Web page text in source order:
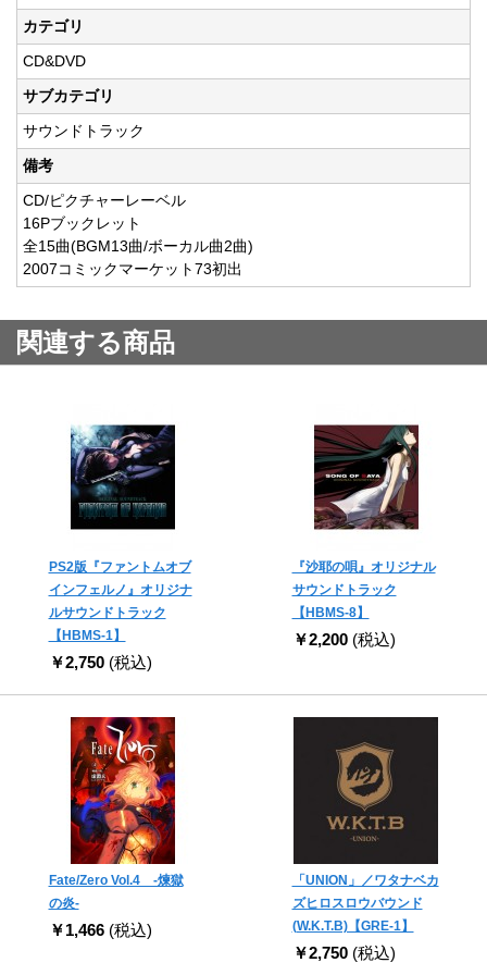
カテゴリ
CD&DVD
サブカテゴリ
サウンドトラック
備考
CD/ピクチャーレーベル
16Pブックレット
全15曲(BGM13曲/ボーカル曲2曲)
2007コミックマーケット73初出
関連する商品
PS2版『ファントムオブ
インフェルノ』オリジナ
ルサウンドトラック
【HBMS-1】
￥2,750 (税込)
『沙耶の唄』オリジナル
サウンドトラック
【HBMS-8】
￥2,200 (税込)
Fate/Zero Vol.4 -煉獄
の炎-
￥1,466 (税込)
「UNION」／ワタナベカ
ズヒロスロウバウンド
(W.K.T.B)【GRE-1】
￥2,750 (税込)